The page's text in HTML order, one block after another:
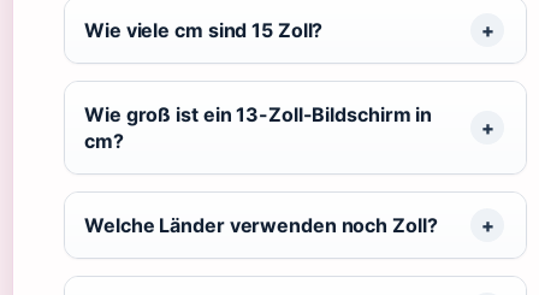
Wie viele cm sind 15 Zoll?
Wie groß ist ein 13-Zoll-Bildschirm in
cm?
Welche Länder verwenden noch Zoll?